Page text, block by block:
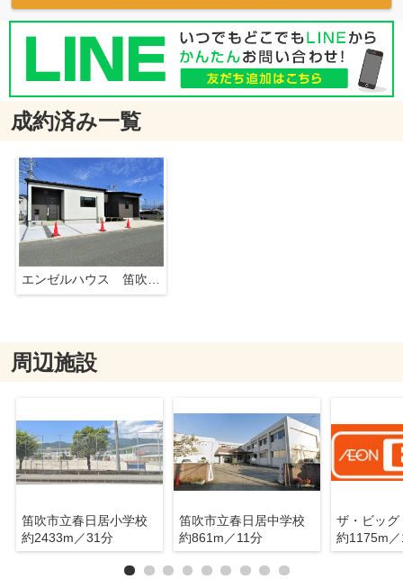
成約済み一覧
エンゼルハウス 笛吹市春日居町鎮目
周辺施設
笛吹市立春日居小学校
約2433m／31分
笛吹市立春日居中学校
約861m／11分
ザ・ビッグ
約1175m